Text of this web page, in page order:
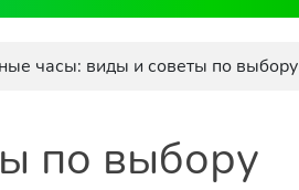
часы: виды и советы по выбору
по выбору